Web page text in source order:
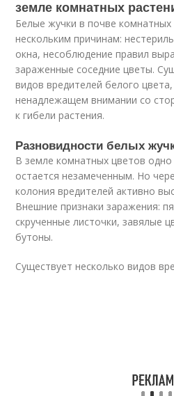
земле комнатных
Белые жучки в почве
нескольким причинам:
окна, несоблюдение правил
зараженные соседние цветы.
видов вредителей белого
ненадлежащем внимании со
к гибели растения.
Разновидности белых
В земле комнатных цветов
остается незамеченным. Но
колония вредителей активно
Внешние признаки заражения:
скрученные листочки, завялые
бутоны.
Существует несколько видов